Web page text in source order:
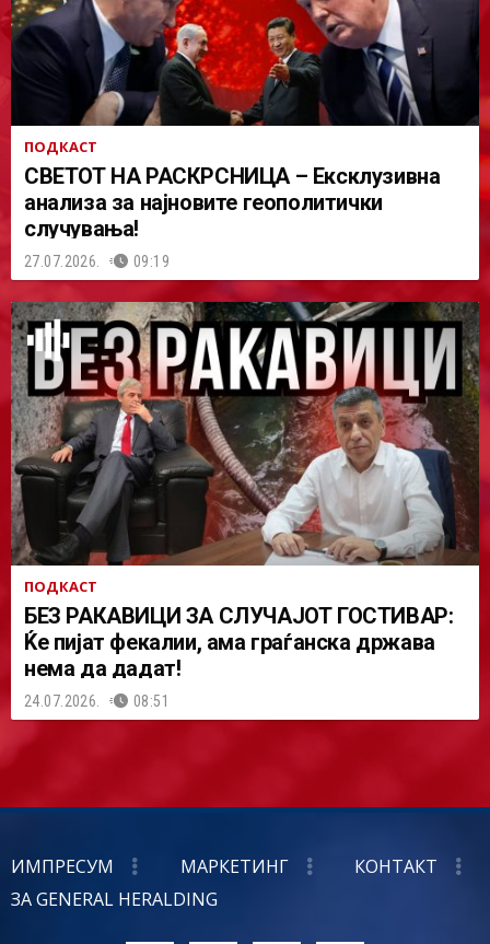
ПОДКАСТ
СВЕТОТ НА РАСКРСНИЦА – Ексклузивна
анализа за најновите геополитички
случувања!
27.07.2026. 09:19
ПОДКАСТ
БЕЗ РАКАВИЦИ ЗА СЛУЧАЈОТ ГОСТИВАР:
Ќе пијат фекалии, ама граѓанска држава
нема да дадат!
24.07.2026. 08:51
ИМПРЕСУМ МАРКЕТИНГ
КОНТАКТ
ЗА GENERAL HERALDING